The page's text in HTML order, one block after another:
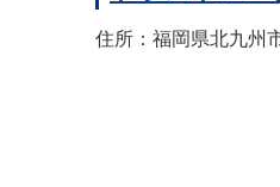
住所：福岡県北九州